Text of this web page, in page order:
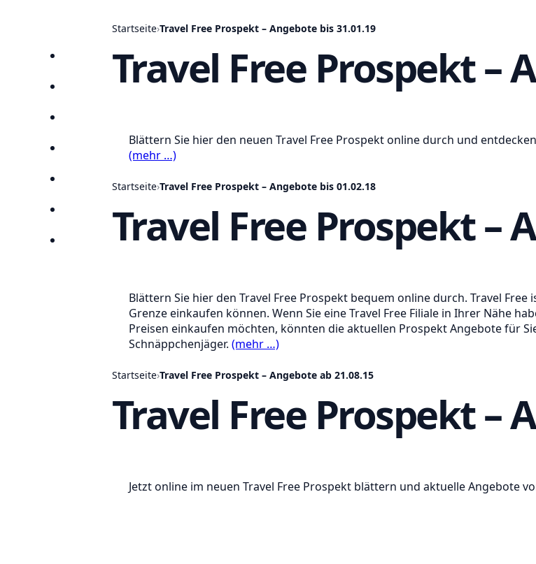
Startseite
Lieblingsprospekte
Kompass
Startseite›Travel Free Prospekt – Angebote bis 31.01.19
Travel Free Prospekt –
Blättern Sie hier den neuen Travel Free Prospekt online durch und
(mehr …)
Startseite›Travel Free Prospekt – Angebote bis 01.02.18
Travel Free Prospekt –
Blättern Sie hier den Travel Free Prospekt bequem online durch. Travel
Grenze einkaufen können. Wenn Sie eine Travel Free Filiale in Ihrer Nähe
Preisen einkaufen möchten, könnten die aktuellen Prospekt Angebote für
Schnäppchenjäger. (mehr …)
Startseite›Travel Free Prospekt – Angebote ab 21.08.15
Travel Free Prospekt –
Jetzt online im neuen Travel Free Prospekt blättern und aktuelle Angebote